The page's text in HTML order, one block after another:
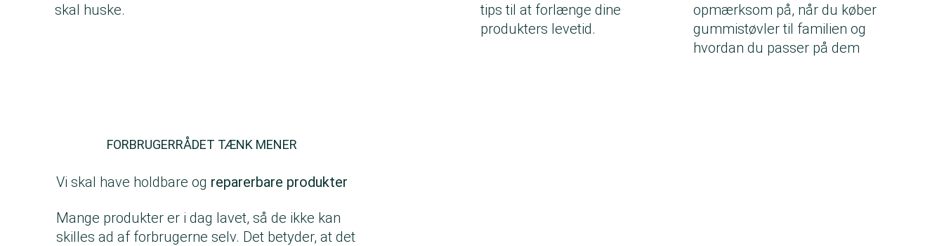
skal huske.
tips til at forlænge dine
produkters levetid.
opmærksom på, når du køber
gummistøvler til familien og
hvordan du passer på dem
FORBRUGERRÅDET TÆNK MENER
Vi skal have holdbare og reparerbare produkter
Mange produkter er i dag lavet, så de ikke kan
skilles ad af forbrugerne selv. Det betyder, at det